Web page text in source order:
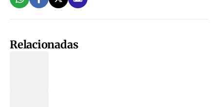
Relacionadas